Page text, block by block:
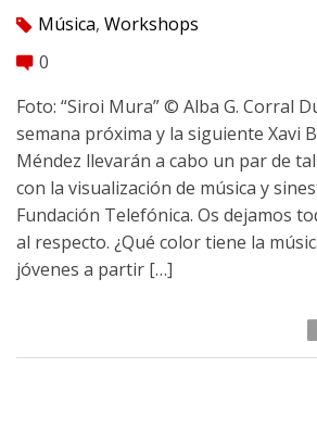
tag Música, Workshops
comment 0
Foto: “Siroi Mura” © Alba G. Corral
semana próxima y la siguiente Xavi
Méndez llevarán a cabo un par de
con la visualización de música y
Fundación Telefónica. Os dejamos
al respecto. ¿Qué color tiene la
jóvenes a partir […]